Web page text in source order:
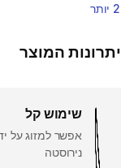
2 יותר
יתרונות המוצר
שימוש קל
אפשר למזוג על
נירוסטה